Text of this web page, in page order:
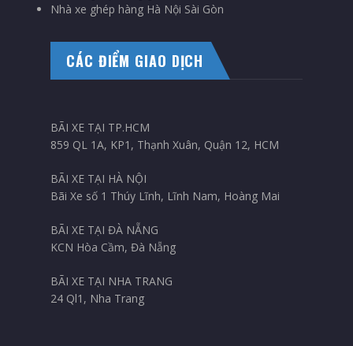
Nhà xe ghép hàng Hà Nội Sài Gòn
CÁC ĐIỂM GIAO DỊCH
BÃI XE TẠI TP.HCM
859 QL 1A, KP1, Thạnh Xuân, Quận 12, HCM
BÃI XE TẠI HÀ NỘI
Bãi Xe số 1 Thúy Lĩnh, Lĩnh Nam, Hoàng Mai
BÃI XE TẠI ĐÀ NẴNG
KCN Hòa Cầm, Đà Nẵng
BÃI XE TẠI NHA TRANG
24 Ql1, Nha Trang